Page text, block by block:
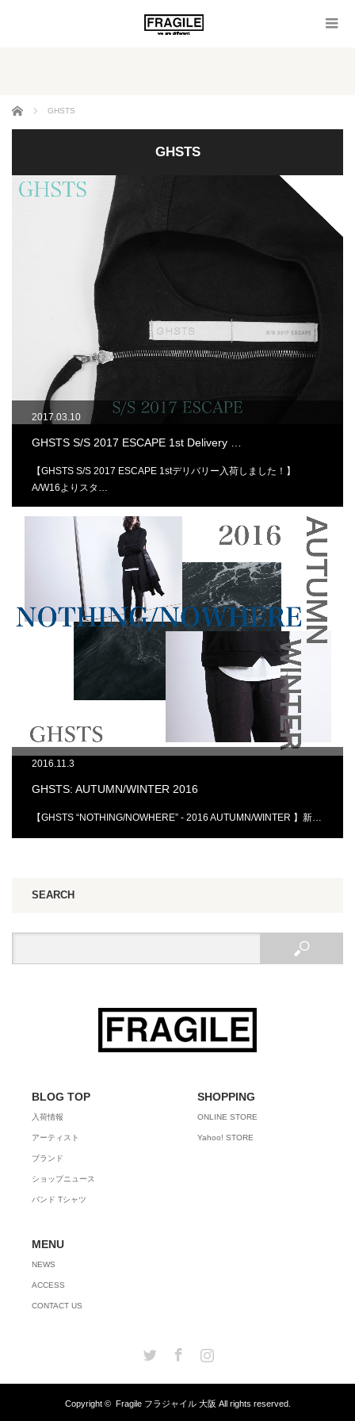
ホーム GHSTS
GHSTS
2017.03.10
GHSTS S/S 2017 ESCAPE 1st Delivery …
【GHSTS S/S 2017 ESCAPE 1stデリバリー入荷しました！】
A/W16よりスタ…
2016.11.3
GHSTS: AUTUMN/WINTER 2016
【GHSTS “NOTHING/NOWHERE” - 2016 AUTUMN/WINTER 】新…
SEARCH
BLOG TOP
入荷情報
アーティスト
ブランド
ショップニュース
バンド Tシャツ
SHOPPING
ONLINE STORE
Yahoo! STORE
MENU
NEWS
ACCESS
CONTACT US
Twitter Facebook
Copyright © Fragile フラジャイル 大阪 All rights reserved.